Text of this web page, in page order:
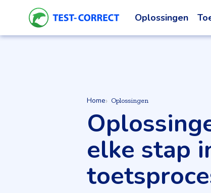
Oplossingen
Home Oplossingen
elke stap